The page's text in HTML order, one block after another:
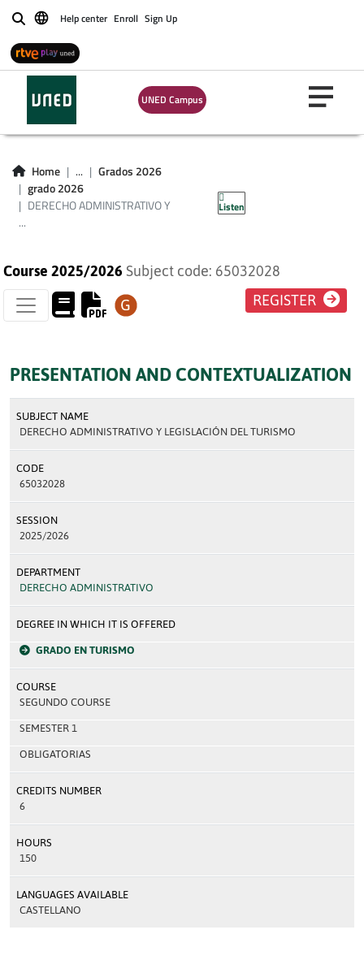
BuscarHelp center Enroll Sign Up
UNED Campus
Home ...
Grados 2026
grado 2026
DERECHO ADMINISTRATIVO Y
...
Listen
DERECHO
ADMINISTRATIVO Y
LEGISLACIÓN DEL
TURISMO
Course 2025/2026 Subject code: 65032028
REGISTER
PRESENTATION AND CONTEXTUALIZATION
SUBJECT NAME
DERECHO ADMINISTRATIVO Y LEGISLACIÓN DEL TURISMO
CODE
65032028
SESSION
2025/2026
DEPARTMENT
DERECHO ADMINISTRATIVO
DEGREE IN WHICH IT IS OFFERED
GRADO EN TURISMO
COURSE
SEGUNDO COURSE
SEMESTER 1
OBLIGATORIAS
CREDITS NUMBER
6
HOURS
150
LANGUAGES AVAILABLE
CASTELLANO